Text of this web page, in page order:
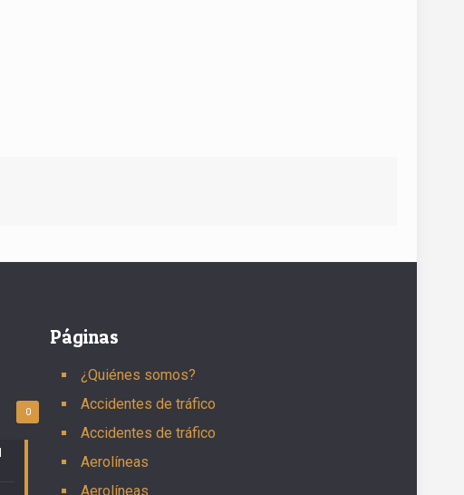
0
Páginas
¿Quiénes somos?
Accidentes de tráfico
Accidentes de tráfico
Aerolíneas
Aerolíneas